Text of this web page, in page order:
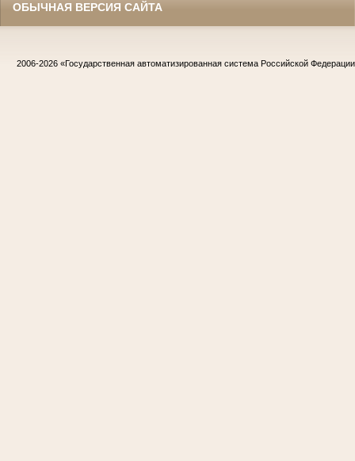
ОБЫЧНАЯ ВЕРСИЯ САЙТА
2006-2026 «Государственная автоматизированная система Российской